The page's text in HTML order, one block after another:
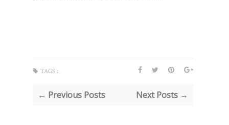
TAGS :
← Previous Posts Next Posts →